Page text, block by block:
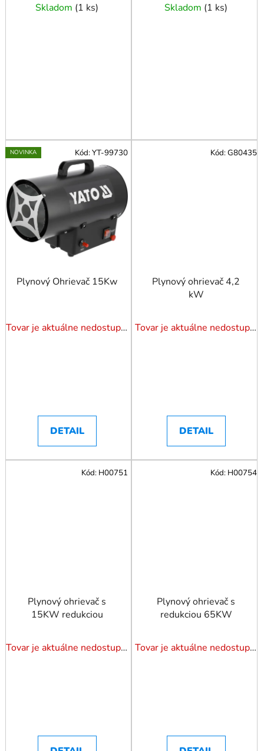
Skladom (1 ks) Skladom (1 ks)
NOVINKA
Plynový Ohrievač 15Kw
Tovar je aktuálne nedostupný. Dotazuj dostupnosť.
DETAIL
Kód:YT-99730
Plynový ohrievač 4,2
kW
Tovar je aktuálne nedostupný. Dotazuj dostupnosť.
DETAIL
Kód:G80435
Plynový ohrievač s
15KW redukciou
Tovar je aktuálne nedostupný. Dotazuj dostupnosť.
Kód: H00751
Plynový ohrievač s
redukciou 65KW
Tovar je aktuálne nedostupný. Dotazuj dostupnosť.
Kód: H00754